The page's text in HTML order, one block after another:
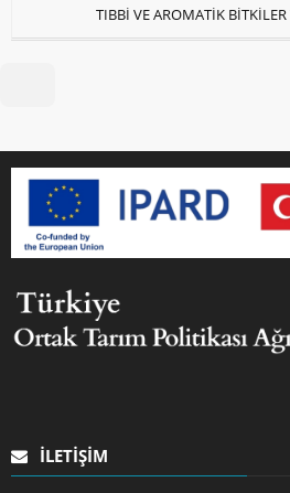
TIBBİ VE AROMATİK
İLETIŞIM